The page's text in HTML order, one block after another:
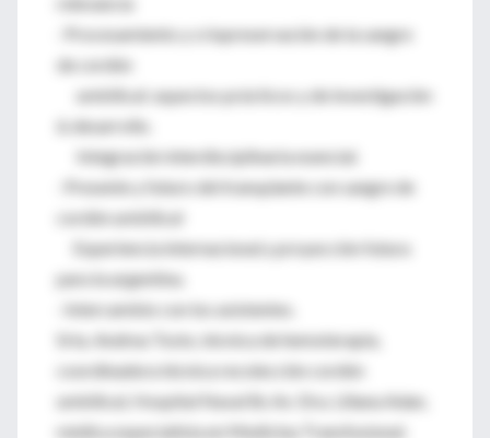
· Procesamiento y criopreservación de la sangre
de cordón
umbilical: aspectos prácticos y de investigación
& desarrollo.
Integración interdisciplinaria esencial.
· Presente y futuro del transplante con sangre de
cordón umbilical
Experiencia internacional y proyección futura
para la argentina.
· Intercambio con los asistentes.
Srta. Andrea Tosto, técnica de hemoterapia,
coordinadora técnica recolección cordón
umbilical, Hospital Naval Bs As-Dra. Liliana Adan,
médica especialista en Medicina Transfusional.